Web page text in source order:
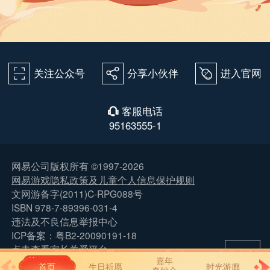
首页 生日祈愿
嘉年
时光游廊
򰀁 关注公众号 򰀂 分享小伙伴 򰀄 进入官网
򰀃 客服电话
95163555-1
网易公司版权所有 ©1997-2026
网易游戏隐私政策及儿童个人信息保护规则
文网游备字(2011)C-RPG088号
ISBN 978-7-89396-031-4
违法及不良信息举报中心
ICP备案：粤B2-20090191-18
点击查看家长关爱平台
网络游戏行业防沉迷自律公约